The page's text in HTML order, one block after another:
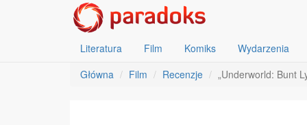
Literatura Film Komiks
Wydarzenia
Główna
Film Recenzje „Underworld: Bunt